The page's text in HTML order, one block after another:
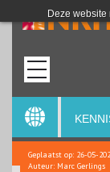
Deze
Geplaatst op: 26-05-
Auteur: Marc Gerlings